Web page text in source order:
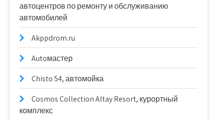
автоцентров по ремонту и обслуживанию
автомобилей
Akppdrom.ru
Autoмастер
Chisto 54, автомойка
Cosmos Collection Altay Resort, курортный
комплекс